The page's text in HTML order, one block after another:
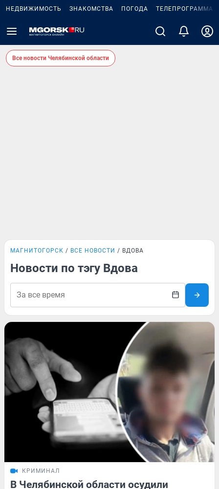
НЕДВИЖИМОСТЬ ЗНАКОМСТВА ПОГОДА ТЕЛЕПРОГРАММА
Все новости Челябинской области
МАГНИТОГОРСК ВСЕ НОВОСТИ ВДОВА
Новости по тэгу Вдова
КРИМИНАЛ
В Челябинской области осудили